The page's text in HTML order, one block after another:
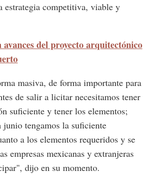
estrategia competitiva, viable y
avances del proyecto arquitectónico
masiva, de forma importante para
de salir a licitar necesitamos tener
suficiente y tener los elementos;
junio tengamos la suficiente
a los elementos requeridos y se
empresas mexicanas y extranjeras
dijo en su momento.